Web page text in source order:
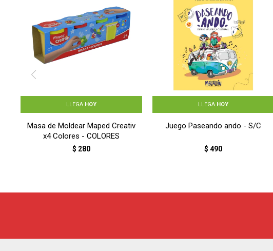
LLEGA HOY
Masa de Moldear Maped Creativ
x4 Colores - COLORES
$ 280
LLEGA HOY
Juego Paseando ando - S/C
$ 490